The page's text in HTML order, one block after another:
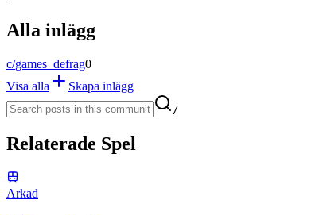
Alla inlägg
c/games_defrag0
Visa alla
Skapa inlägg
/
Relaterade Spel
Arkad